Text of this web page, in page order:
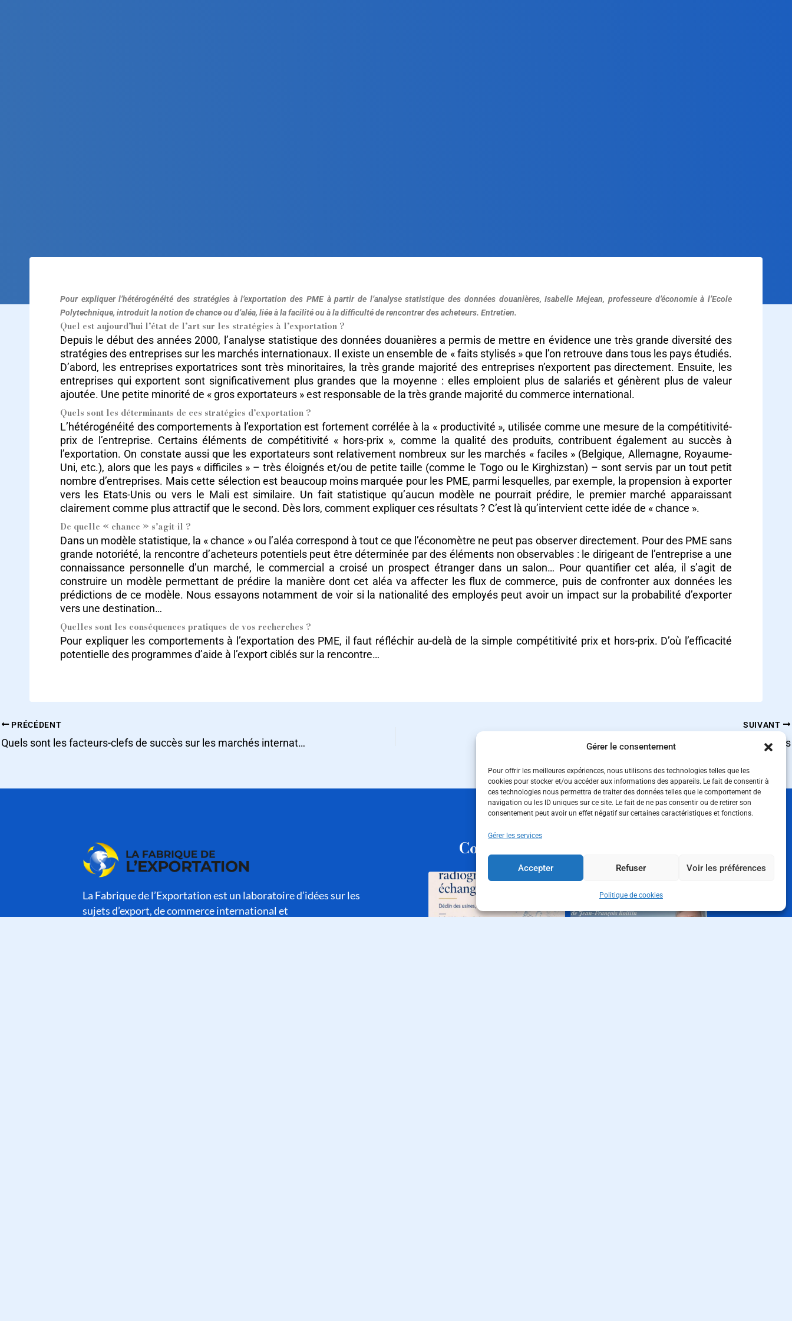
Gérer le consentement
Pour offrir les meilleures expériences, nous utilisons des technologies telles que les
cookies pour stocker et/ou accéder aux informations des appareils. Le fait de consentir à
ces technologies nous permettra de traiter des données telles que le comportement de
navigation ou les ID uniques sur ce site. Le fait de ne pas consentir ou de retirer son
consentement peut avoir un effet négatif sur certaines caractéristiques et fonctions.
Gérer les services
Accepter Refuser Voir les préférences
Politique de cookies
Pour expliquer l’hétérogénéité des stratégies à l’exportation des PME à partir de l’analyse statistique des données douanières, Isabelle Mejean, professeure d’économie à l’Ecole
Polytechnique, introduit la notion de chance ou d’aléa, liée à la facilité ou à la difficulté de rencontrer des acheteurs. Entretien.
Quel est aujourd’hui l’état de l’art sur les stratégies à l’exportation ?
Depuis le début des années 2000, l’analyse statistique des données douanières a permis de mettre en évidence une très grande diversité des
stratégies des entreprises sur les marchés internationaux. Il existe un ensemble de « faits stylisés » que l’on retrouve dans tous les pays étudiés.
D’abord, les entreprises exportatrices sont très minoritaires, la très grande majorité des entreprises n’exportent pas directement. Ensuite, les
entreprises qui exportent sont significativement plus grandes que la moyenne : elles emploient plus de salariés et génèrent plus de valeur
ajoutée. Une petite minorité de « gros exportateurs » est responsable de la très grande majorité du commerce international.
Quels sont les déterminants de ces stratégies d’exportation ?
L’hétérogénéité des comportements à l’exportation est fortement corrélée à la « productivité », utilisée comme une mesure de la compétitivité-
prix de l’entreprise. Certains éléments de compétitivité « hors-prix », comme la qualité des produits, contribuent également au succès à
l’exportation. On constate aussi que les exportateurs sont relativement nombreux sur les marchés « faciles » (Belgique, Allemagne, Royaume-
Uni, etc.), alors que les pays « difficiles » – très éloignés et/ou de petite taille (comme le Togo ou le Kirghizstan) – sont servis par un tout petit
nombre d’entreprises. Mais cette sélection est beaucoup moins marquée pour les PME, parmi lesquelles, par exemple, la propension à exporter
vers les Etats-Unis ou vers le Mali est similaire. Un fait statistique qu’aucun modèle ne pourrait prédire, le premier marché apparaissant
clairement comme plus attractif que le second. Dès lors, comment expliquer ces résultats ? C’est là qu’intervient cette idée de « chance ».
De quelle « chance » s’agit-il ?
Dans un modèle statistique, la « chance » ou l’aléa correspond à tout ce que l’économètre ne peut pas observer directement. Pour des PME sans
grande notoriété, la rencontre d’acheteurs potentiels peut être déterminée par des éléments non observables : le dirigeant de l’entreprise a une
connaissance personnelle d’un marché, le commercial a croisé un prospect étranger dans un salon… Pour quantifier cet aléa, il s’agit de
construire un modèle permettant de prédire la manière dont cet aléa va affecter les flux de commerce, puis de confronter aux données les
prédictions de ce modèle. Nous essayons notamment de voir si la nationalité des employés peut avoir un impact sur la probabilité d’exporter
vers une destination…
Quelles sont les conséquences pratiques de vos recherches ?
Pour expliquer les comportements à l’exportation des PME, il faut réfléchir au-delà de la simple compétitivité prix et hors-prix. D’où l’efficacité
potentielle des programmes d’aide à l’export ciblés sur la rencontre…
PRÉCÉDENT
Quels sont les facteurs-clefs de succès sur les marchés internationaux ?
SUIVANT
Exportations collaboratives
La Fabrique de l’Exportation est un laboratoire d’idées sur les
sujets d’export, de commerce international et
Consultez nos publications sur
LinkedIn